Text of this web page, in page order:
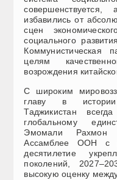
избавились от
сцен
социального
Коммунистическая
целям
возрождения
С широким
главу в истории
Таджикистан
глобальному
Эмомали Рахмон
Ассамблее ООН с
десятилетие
поколений,
высокую оценку